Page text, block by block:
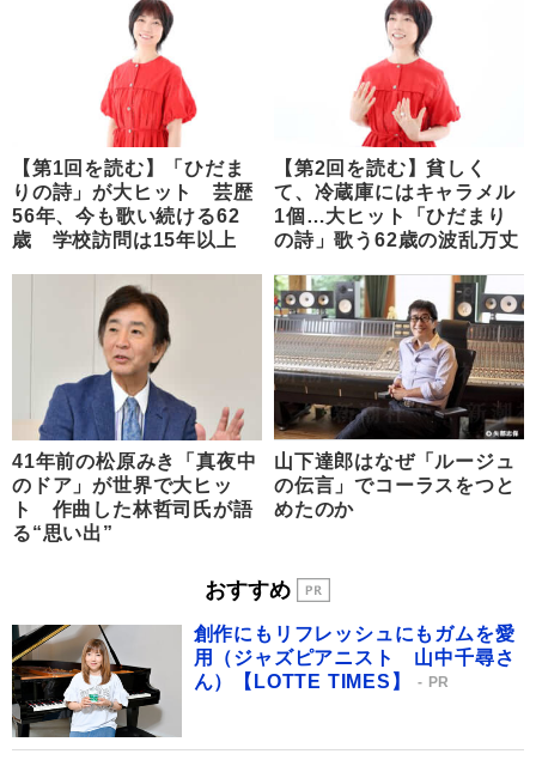
【第1回を読む】「ひだま
りの詩」が大ヒット 芸歴
56年、今も歌い続ける62
歳 学校訪問は15年以上
【第2回を読む】貧しく
て、冷蔵庫にはキャラメル
1個…大ヒット「ひだまり
の詩」歌う62歳の波乱万丈
41年前の松原みき「真夜中
のドア」が世界で大ヒッ
ト 作曲した林哲司氏が語
る“思い出”
山下達郎はなぜ「ルージュ
の伝言」でコーラスをつと
めたのか
おすすめ
創作にもリフレッシュにもガムを愛
用（ジャズピアニスト 山中千尋さ
ん）【LOTTE TIMES】
PR